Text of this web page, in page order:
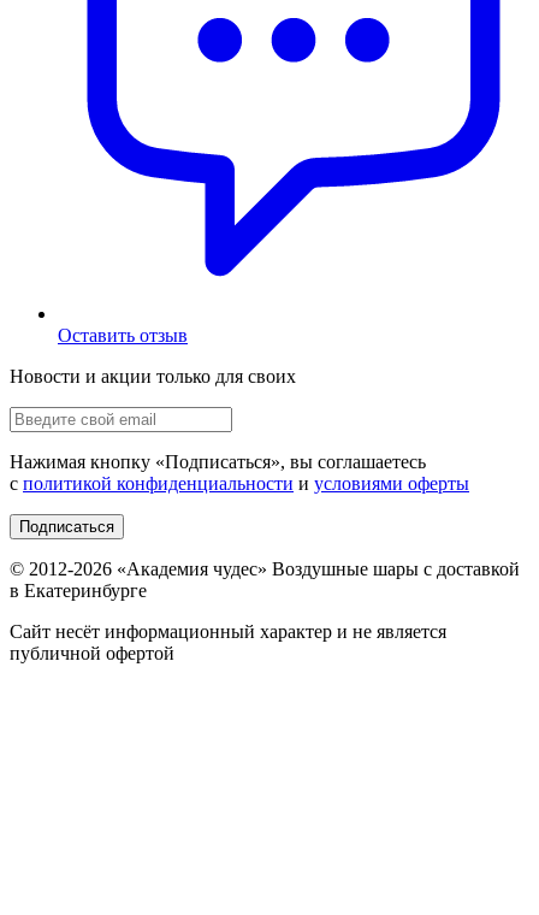
Оставить отзыв
Новости и акции только для своих
Нажимая кнопку «Подписаться», вы соглашаетесь
с политикой конфиденциальности и условиями оферты
Подписаться
© 2012-2026 «Академия чудес» Воздушные шары с доставкой
в Екатеринбурге
Сайт несёт информационный характер и не является
публичной офертой